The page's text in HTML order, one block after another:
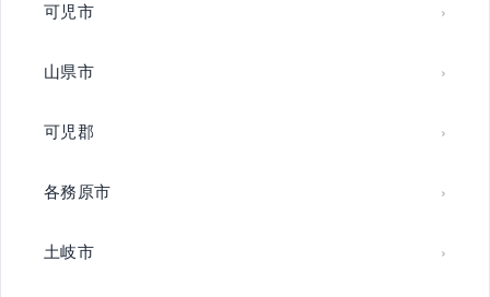
可児市
山県市
可児郡
各務原市
土岐市